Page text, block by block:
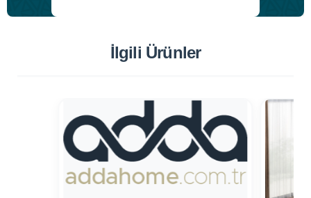
İlgili Ürünler